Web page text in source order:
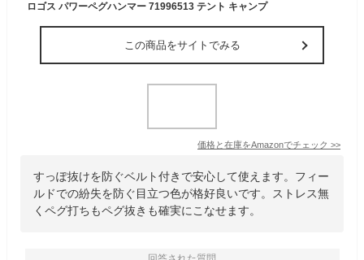
ロゴス パワーペグハンマー 71996513 テント キャンプ
この商品をサイトでみる
価格と在庫をAmazonでチェック >>
すっぽ抜けを防ぐベルト付きで安心して使えます。フィー
ルドでの紛失を防ぐ目立つ色が格好良いです。ストレス無
くペグ打ちもペグ抜きも確実にこなせます。